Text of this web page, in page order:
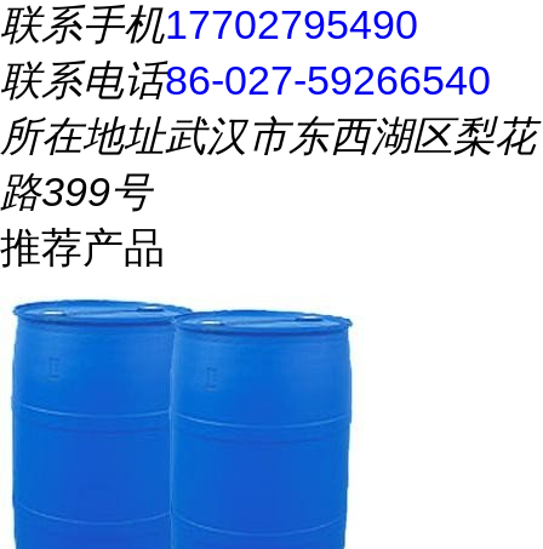
联系手机17702795490
联系电话86-027-59266540
所在地址武汉市东西湖区梨花
路399号
推荐产品